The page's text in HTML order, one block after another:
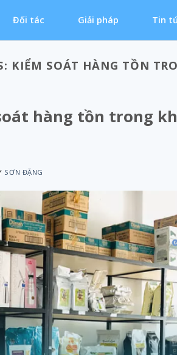
Đối tác Giải pháp Tin
KIỂM SOÁT HÀNG TỒN
hàng tồn trong
SƠN ĐẶNG